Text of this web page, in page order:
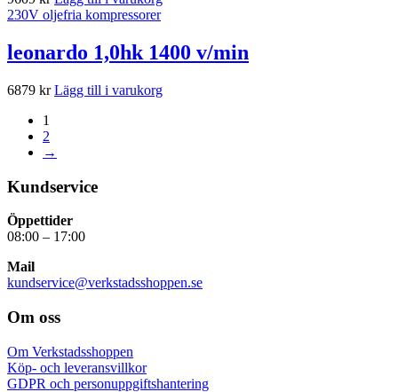
230V oljefria kompressorer
leonardo 1,0hk 1400 v/min
6879 kr Lägg till i varukorg
1
2
→
Kundservice
Öppettider
08:00 – 17:00
Mail
kundservice@verkstadsshoppen.se
Om oss
Om Verkstadsshoppen
Köp- och leveransvillkor
GDPR och personuppgiftshantering